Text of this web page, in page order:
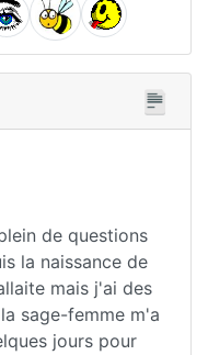
de questions
la naissance de
mais j'ai des
sage-femme m'a
jours pour